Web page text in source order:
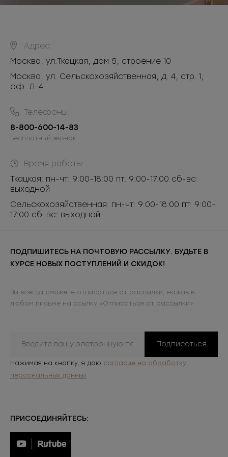
Адрес:
Москва, ул.Ткацкая, дом 5, строение 10
Москва, ул. Сельскохозяйственная, д. 4, стр. 1,
оф. Л-4
Телефоны:
8-800-600-14-83
Бесплатный звонок
Время работы:
Ткацкая: пн-чт: 9:00-18:00 пт: 9:00-17:00 сб-вс:
выходной
Сельскохозяйственная: пн-чт: 9:00-18:00 пт: 9:00-
17:00 сб-вс: выходной
ПОДПИШИТЕСЬ НА ПОЧТОВУЮ РАССЫЛКУ. БУДЬТЕ В
КУРСЕ НОВЫХ ПОСТУПЛЕНИЙ И СКИДОК!
Вы всегда сможете отписаться от рассылки, нажав в
любом письме на ссылку «Отписаться от рассылки»
Подписаться
Нажимая на кнопку, я даю согласие на обработку
персональных данных
ПРИСОЕДИНЯЙТЕСЬ: